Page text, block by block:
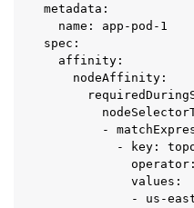
metadata:
  name: app-pod-1
spec:
  affinity:
    nodeAffinity:
-
- key:
            values:
- us-